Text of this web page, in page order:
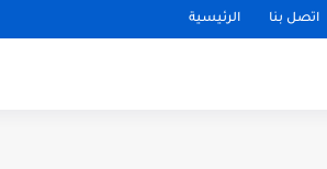
اتصل بنا الرئيسية